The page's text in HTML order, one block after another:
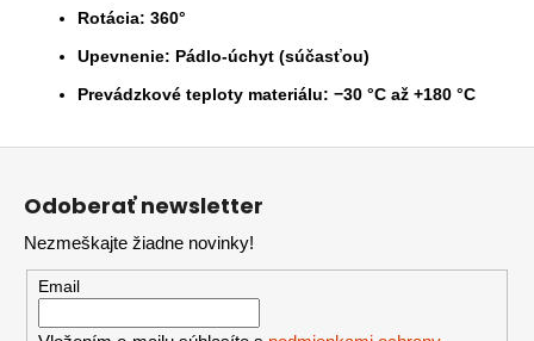
Rotácia: 360°
Upevnenie: Pádlo-úchyt (súčasťou)
Prevádzkové teploty materiálu: −30 °C až +180 °C
Z
Odoberať newsletter
Nezmeškajte žiadne novinky!
Email